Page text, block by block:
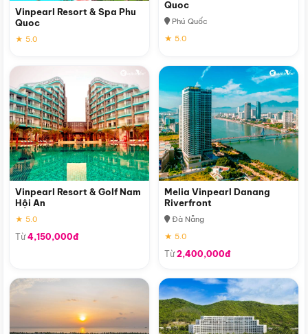
Vinpearl Resort & Spa Phu
Quoc
★ 5.0
Quoc
Phú Quốc
★ 5.0
Vinpearl Resort & Golf Nam
Hội An
★ 5.0
Từ4,150,000đ
Melia Vinpearl Danang
Riverfront
Đà Nẵng
★ 5.0
Từ2,400,000đ